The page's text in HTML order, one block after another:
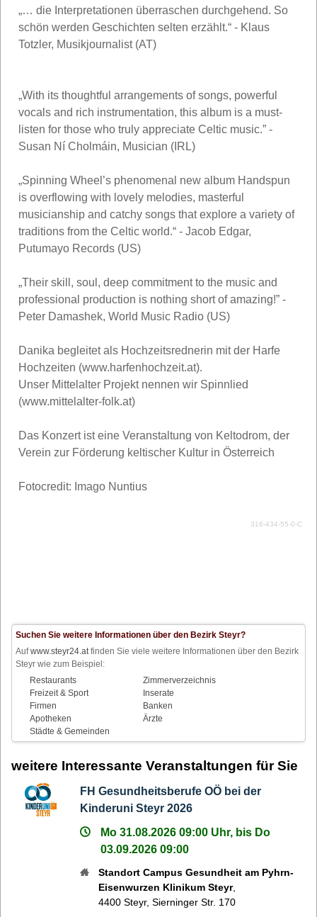
„… die Interpretationen überraschen durchgehend. So
schön werden Geschichten selten erzählt.“ - Klaus
Totzler, Musikjournalist (AT)
„With its thoughtful arrangements of songs, powerful
vocals and rich instrumentation, this album is a must-
listen for those who truly appreciate Celtic music.” -
Susan Ní Cholmáin, Musician (IRL)
„Spinning Wheel’s phenomenal new album Handspun
is overflowing with lovely melodies, masterful
musicianship and catchy songs that explore a variety of
traditions from the Celtic world.“ - Jacob Edgar,
Putumayo Records (US)
„Their skill, soul, deep commitment to the music and
professional production is nothing short of amazing!” -
Peter Damashek, World Music Radio (US)
Danika begleitet als Hochzeitsrednerin mit der Harfe
Hochzeiten (www.harfenhochzeit.at).
Unser Mittelalter Projekt nennen wir Spinnlied
(www.mittelalter-folk.at)
Das Konzert ist eine Veranstaltung von Keltodrom, der
Verein zur Förderung keltischer Kultur in Österreich
Fotocredit: Imago Nuntius
316-434-55-0-C
Suchen Sie weitere Informationen über den Bezirk Steyr?
Aufwww.steyr24.atfinden Sie viele weitere Informationen über den Bezirk
Steyr wie zum Beispiel:
Restaurants
Zimmerverzeichnis
Freizeit & Sport
Inserate
Firmen
Banken
Apotheken
Ärzte
Städte & Gemeinden
weitere Interessante Veranstaltungen für Sie
FH Gesundheitsberufe OÖ bei der
Kinderuni Steyr 2026
Mo 31.08.2026 09:00 Uhr, bis Do
03.09.2026 09:00
Standort Campus Gesundheit am Pyhrn-
Eisenwurzen Klinikum Steyr,
4400 Steyr,Sierninger Str. 170